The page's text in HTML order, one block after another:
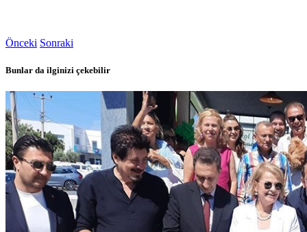
Önceki Sonraki
Bunlar da ilginizi çekebilir